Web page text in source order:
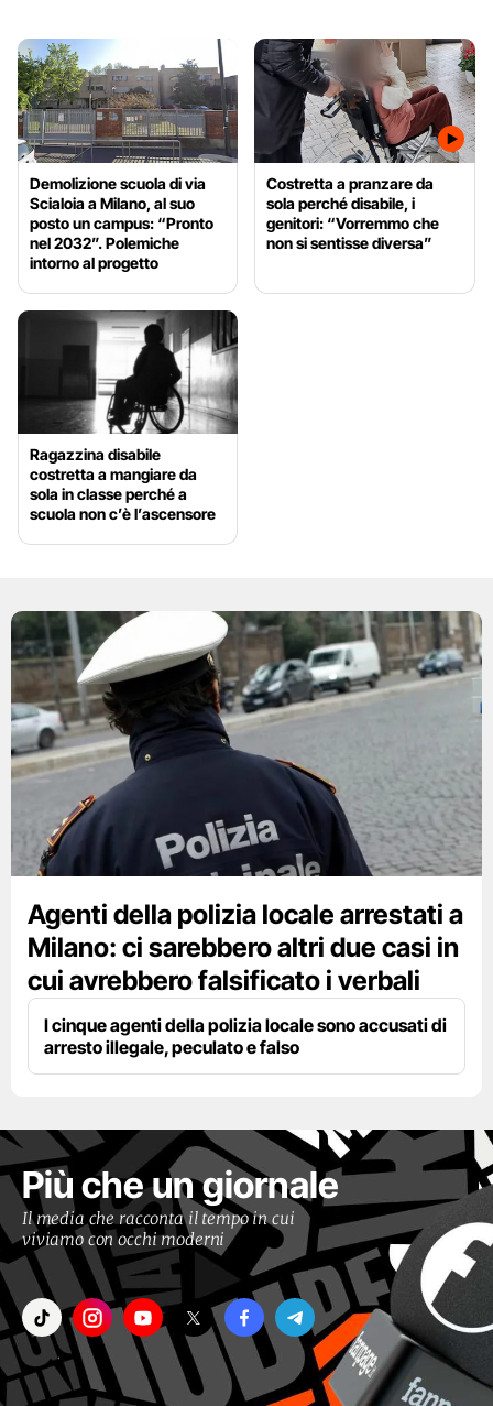
Demolizione scuola di via
Scialoia a Milano, al suo
posto un campus: “Pronto
nel 2032”. Polemiche
intorno al progetto
Costretta a pranzare da
sola perché disabile, i
genitori: “Vorremmo che
non si sentisse diversa”
Ragazzina disabile
costretta a mangiare da
sola in classe perché a
scuola non c’è l’ascensore
Agenti della polizia locale arrestati a
Milano: ci sarebbero altri due casi in
cui avrebbero falsificato i verbali
I cinque agenti della polizia locale sono accusati di
arresto illegale, peculato e falso
Più che un giornale
Il media che racconta il tempo in cui
viviamo con occhi moderni